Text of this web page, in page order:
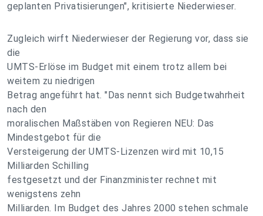
geplanten Privatisierungen", kritisierte Niederwieser.
Zugleich wirft Niederwieser der Regierung vor, dass sie
die
UMTS-Erlöse im Budget mit einem trotz allem bei
weitem zu niedrigen
Betrag angeführt hat. "Das nennt sich Budgetwahrheit
nach den
moralischen Maßstäben von Regieren NEU: Das
Mindestgebot für die
Versteigerung der UMTS-Lizenzen wird mit 10,15
Milliarden Schilling
festgesetzt und der Finanzminister rechnet mit
wenigstens zehn
Milliarden. Im Budget des Jahres 2000 stehen schmale